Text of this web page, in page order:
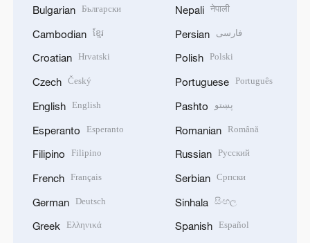
Bulgarian Български
Cambodian ខ្មែរ
Croatian Hrvatski
Czech Český
English English
Esperanto Esperanto
Filipino Filipino
French Français
German Deutsch
Greek Ελληνικά
Nepali नेपाली
Persian فارسی
Polish Polski
Portuguese Português
Pashto پښتو
Romanian Română
Russian Русский
Serbian Српски
Sinhala සිංහල
Spanish Español